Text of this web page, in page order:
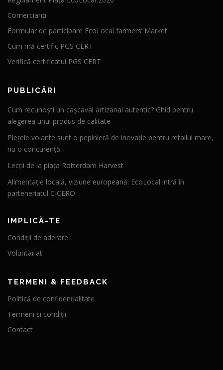
Comercianți
Formular de participare EcoLocal farmers’ Market
Cum mă certific PGS CERT
Verifică certificatul PGS CERT
PUBLICĂRI
Cum recunoști un cașcaval artizanal autentic? Ghid pentru
alegerea unui produs de calitate
Piețele volante sunt o pepinieră de inovație pentru retailul mare,
nu o concurență.
Lecții de la piața Rotterdam Harvest
Alimentație locală, viziune europeană: EcoLocal intră în
parteneriatul CICERO
IMPLICĂ-TE
Condiții de aderare
Voluntariat
TERMENI & FEEDBACK
Politică de confidențialitate
Termeni și condiții
Contact